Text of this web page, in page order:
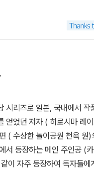
놀랬어요 ㅎㅎ아이보다 제가
라 이어지는 롤러코스터의
말을 맺은 점술집 이야기 등
.​전 개인적으로 전천당 보다
지옥으로 이어지는 놀이 공
베니코의 말에서 짐작할 수
좋아하는 아이라면, 또 으
의 매력에 빠져들거라는 확
이었습니다.​​​​- 본 리뷰는 도
습니다 -
적인 놀이기구라고 하지만
다는 생각이 든 대관람차.
다. 더운 여름에 읽기에 좋
이어 읽어보니 카이도가 선
잘못도 남탓을 하거나 이유
심적이고 자만심이 강한 사람
었다.그들은 '천옥원'에서
기도 하고, 끝까지 반성하
천당'에서 선을 행한 사람들
면 '천옥원'에서는 잘못된 행
.​처음에는 제목을 보고 낯설
곧 기억하고 책을 읽는 아들.
마뱀 직원에게 '이 사람으로
보니 이들이 탔던건 [두근두
일인거죠머릿속으로 이미지
라고요[지옥의 롤러코스터]도
것처럼 스릴만점인 롤러코
한 번도 비명을 자르지 않
서 더 기대가 되었었죠한
니중에는 후회의 순간을 맛
그 때, 전혀 상관없는 기억
본인이 다른 사람들을 괴롭
섭고 스릴넘치는 체험을 하
게된다 정식티켓을 사게 만
말에 끌려서 신청하게 된 천
놀고 있는것 같은 착각을 하
들은 두근두근 대관람차, 지
전목마, 밤바람 골목 극장 등
들이다.. 하지만 전천당의 베
책”이라고 말하는 것처럼,
쌓여 있다.두근두근대관람
들떠 있던 하루타는 갑작스
이도가 나타나 천옥원 체험
해트를 들여다 보고 나니 어
시리즈로 일본, 국내에서 작
얻었던 저자 ( 히로시마 레
( 수상한 놀이공원 천옥 원)
서 등장하는 메인 주인공 (
이 자주 등장하여 독자들에